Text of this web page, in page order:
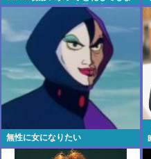
いシュールすぎる光景が広がるｗ
ｗｗ 【Pickup08083030】
無性に女になりたい